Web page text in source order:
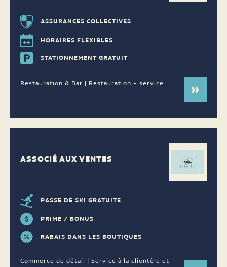
ASSURANCES COLLECTIVES
HORAIRES FLEXIBLES
STATIONNEMENT GRATUIT
Restauration & Bar | Restauration – service
ASSOCIÉ AUX VENTES
PASSE DE SKI GRATUITE
PRIME / BONUS
RABAIS DANS LES BOUTIQUES
Commerce de détail | Service à la clientèle et